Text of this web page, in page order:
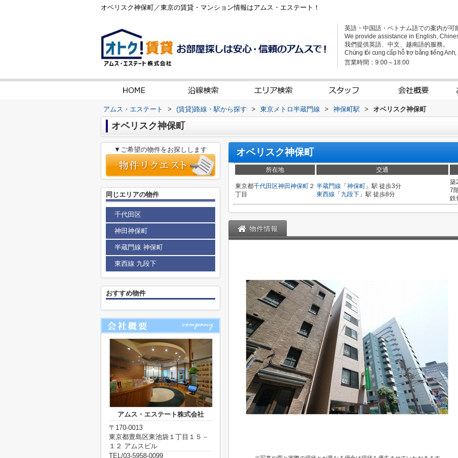
オベリスク神保町／東京の賃貸・マンション情報はアムス・エステート！
英語・中国語・ベトナム語での案内が可
We provide assistance in English,
我們提供英語、中文、越南語的服務。
Chúng tôi cung cấp hỗ trợ bằng tiếng
営業時間：9:00～18:00
アムス・エステート > (賃貸)路線・駅から探す > 東京メトロ半蔵門線 > 神保町駅 > オベリスク神保町
オベリスク神保町
オベリスク神保町
所在地 交通
東京都千代田区神田神保町 ２
丁目
半蔵門線 「 神保町 」駅 徒歩3分
東西線 「 九段下 」駅 徒歩8分
築
7
鉄
物件情報
▼ご希望の物件をお探しします
同じエリアの物件
千代田区
神田神保町
半蔵門線 神保町
東西線 九段下
おすすめ物件
アムス・エステート株式会社
〒170-0013
東京都豊島区東池袋１丁目１５－
１２ アムスビル
TEL/03-5958-0099